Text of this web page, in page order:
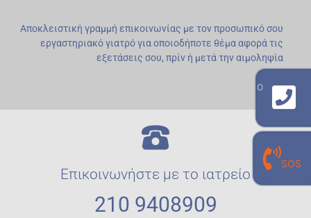
Αποκλειστική γραμμή επικοινωνίας με τον προσωπικό σου
εργαστηριακό γιατρό για οποιοδήποτε θέμα αφορά τις
εξετάσεις σου, πρίν ή μετά την αιμοληψία
Επικοινωνήστε με το ιατρείο
210 9408909
γραμμή επικοινωνίας με το εργαστήριο
210 940 8909
γραμμή επικοινωνίας με τον
προσωπικό σου εργαστηριακό γιατρό
210 940 0496
SOS